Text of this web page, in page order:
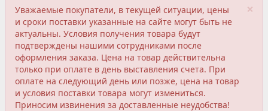
×
Уважаемые покупатели, в текущей ситуации, цены
и сроки поставки указанные на сайте могут быть не
актуальны. Условия получения товара будут
подтверждены нашими сотрудниками после
оформления заказа. Цена на товар действительна
только при оплате в день выставления счета. При
оплате на следующий день или позже, цена на товар
и условия поставки товара могут измениться.
Приносим извинения за доставленные неудобства!